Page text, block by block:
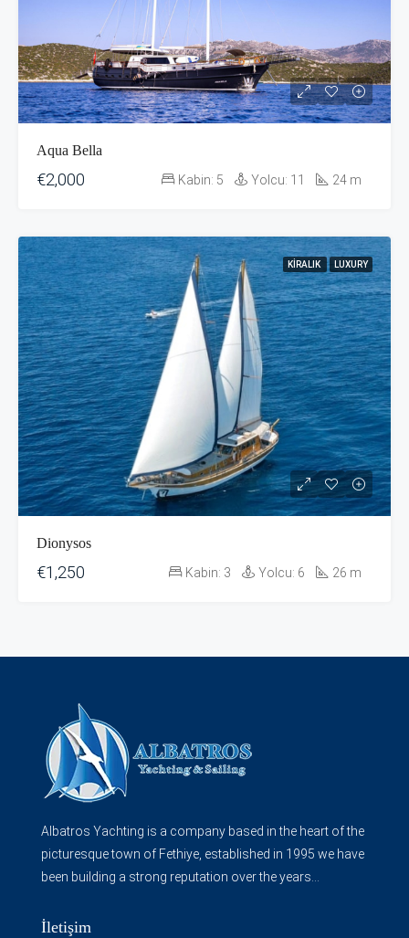
Aqua Bella
€2,000 Kabin: 5 Yolcu: 11 24 m
KIRALIK LUXURY
Dionysos
€1,250 Kabin: 3 Yolcu: 6 26 m
Albatros Yachting is a company based in the heart of the
picturesque town of Fethiye, established in 1995 we have
been building a strong reputation over the years...
İletişim